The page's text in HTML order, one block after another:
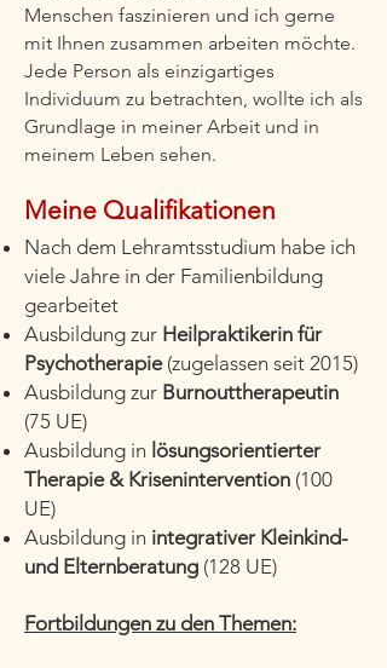
Menschen faszinieren und ich gerne
mit Ihnen zusammen arbeiten möchte.
Jede Person als einzigartiges
Individuum zu betrachten, wollte ich als
Grundlage in meiner Arbeit und in
meinem Leben sehen.
Meine Qualifikationen
Nach dem Lehramtsstudium habe ich
viele Jahre in der Familienbildung
gearbeitet
Ausbildung zur Heilpraktikerin für
Psychotherapie (zugelassen seit 2015)
Ausbildung zur Burnouttherapeutin
(75 UE)
Ausbildung in lösungsorientierter
Therapie & Krisenintervention (100
UE)
Ausbildung in integrativer Kleinkind-
und Elternberatung (128 UE)
Fortbildungen zu den Themen: